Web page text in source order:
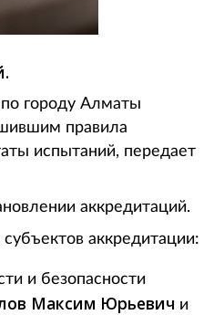
по городу Алматы
правила
испытаний, передает
аккредитаций.
аккредитации:
и безопасности
Максим Юрьевич и